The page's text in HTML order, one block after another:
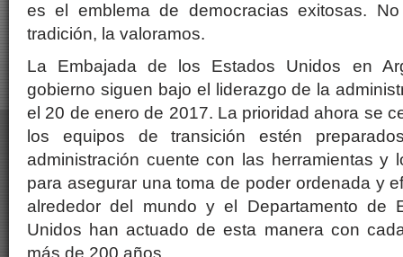
es el emblema de democracias exitosas.
tradición, la valoramos.
La Embajada de los Estados Unidos en
gobierno siguen bajo el liderazgo de la
el 20 de enero de 2017. La prioridad ahora se
los equipos de transición estén
administración cuente con las herramientas y
para asegurar una toma de poder ordenada y
alrededor del mundo y el Departamento de
Unidos han actuado de esta manera con
más de 200 años.